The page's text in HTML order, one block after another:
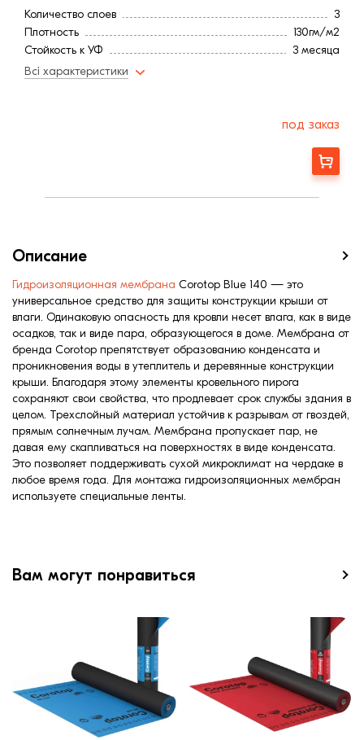
Количество слоев
3
Плотность
130гм/м2
Стойкость к УФ
3 месяца
Страна:
0,02м
Всі характеристики
под заказ
Заказать
Описание
Гидроизоляционная мембрана Corotop Blue 140 — это
универсальное средство для защиты конструкции крыши от
влаги. Одинаковую опасность для кровли несет влага, как в виде
осадков, так и виде пара, образующегося в доме. Мембрана от
бренда Corotop препятствует образованию конденсата и
проникновения воды в утеплитель и деревянные конструкции
крыши. Благодаря этому элементы кровельного пирога
сохраняют свои свойства, что продлевает срок службы здания в
целом. Трехслойный материал устойчив к разрывам от гвоздей,
прямым солнечным лучам. Мембрана пропускает пар, не
давая ему скапливаться на поверхностях в виде конденсата.
Это позволяет поддерживать сухой микроклимат на чердаке в
любое время года. Для монтажа гидроизоляционных мембран
используете специальные ленты.
Вам могут понравиться